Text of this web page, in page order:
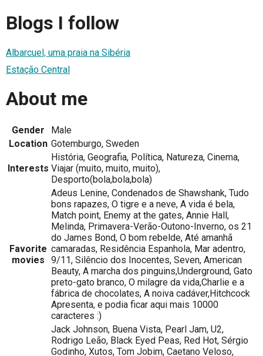
Blogs I follow
Albarcuel, uma praia na Sibéria
Estação Central
About me
Gender
Male
Location Gotemburgo, Sweden
Interests
História, Geografia, Política, Natureza, Cinema,
Viajar (muito, muito, muito),
Desporto(bola,bola,bola)
Favorite
movies
Adeus Lenine, Condenados de Shawshank, Tudo
bons rapazes, O tigre e a neve, A vida é bela,
Match point, Enemy at the gates, Annie Hall,
Melinda, Primavera-Verão-Outono-Inverno, os 21
do James Bond, O bom rebelde, Até amanhã
camaradas, Residência Espanhola, Mar adentro,
9/11, Silêncio dos Inocentes, Seven, American
Beauty, A marcha dos pinguins,Underground, Gato
preto-gato branco, O milagre da vida,Charlie e a
fábrica de chocolates, A noiva cadáver,Hitchcock
Apresenta, e podia ficar aqui mais 10000
caracteres :)
Jack Johnson, Buena Vista, Pearl Jam, U2,
Rodrigo Leão, Black Eyed Peas, Red Hot, Sérgio
Godinho, Xutos, Tom Jobim, Caetano Veloso,